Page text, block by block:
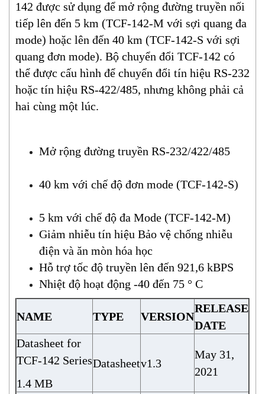
142 được sử dụng để mở rộng đường truyền nối
tiếp lên đến 5 km (TCF-142-M với sợi quang đa
mode) hoặc lên đến 40 km (TCF-142-S với sợi
quang đơn mode). Bộ chuyển đổi TCF-142 có
thể được cấu hình để chuyển đổi tín hiệu RS-232
hoặc tín hiệu RS-422/485, nhưng không phải cả
hai cùng một lúc.
Mở rộng đường truyền RS-232/422/485
40 km với chế độ đơn mode (TCF-142-S)
5 km với chế độ đa Mode (TCF-142-M)
Giảm nhiễu tín hiệu Bảo vệ chống nhiễu
điện và ăn mòn hóa học
Hỗ trợ tốc độ truyền lên đến 921,6 kBPS
Nhiệt độ hoạt động -40 đến 75 ° C
NAME TYPE VERSION
RELEASE
DATE
Datasheet for
TCF-142 Series
1.4 MB
Datasheetv1.3
May 31,
2021